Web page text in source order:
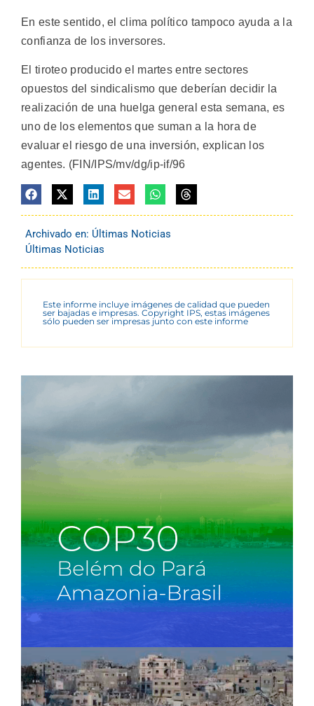
En este sentido, el clima político tampoco ayuda a la
confianza de los inversores.
El tiroteo producido el martes entre sectores
opuestos del sindicalismo que deberían decidir la
realización de una huelga general esta semana, es
uno de los elementos que suman a la hora de
evaluar el riesgo de una inversión, explican los
agentes. (FIN/IPS/mv/dg/ip-if/96
Archivado en: Últimas Noticias
Últimas Noticias
Este informe incluye imágenes de calidad que pueden
ser bajadas e impresas. Copyright IPS, estas imágenes
sólo pueden ser impresas junto con este informe